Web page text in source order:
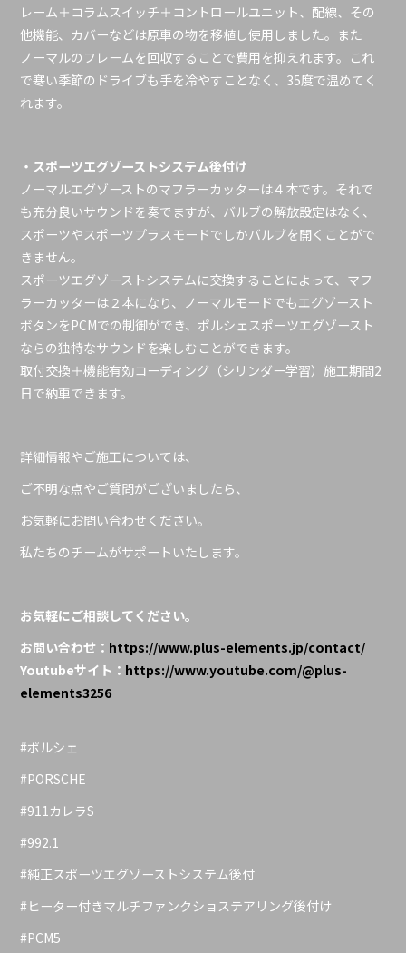
レーム＋コラムスイッチ＋コントロールユニット、配線、その
他機能、カバーなどは原車の物を移植し使用しました。また
ノーマルのフレームを回収することで費用を抑えれます。これ
で寒い季節のドライブも手を冷やすことなく、35度で温めてく
れます。
・スポーツエグゾーストシステム後付け
ノーマルエグゾーストのマフラーカッターは４本です。それで
も充分良いサウンドを奏でますが、バルブの解放設定はなく、
スポーツやスポーツプラスモードでしかバルブを開くことがで
きません。
スポーツエグゾーストシステムに交換することによって、マフ
ラーカッターは２本になり、ノーマルモードでもエグゾースト
ボタンをPCMでの制御ができ、ポルシェスポーツエグゾースト
ならの独特なサウンドを楽しむことができます。
取付交換＋機能有効コーディング（シリンダー学習）施工期間2
日で納車できます。
詳細情報やご施工については、
ご不明な点やご質問がございましたら、
お気軽にお問い合わせください。
私たちのチームがサポートいたします。
お気軽にご相談してください。
お問い合わせ： https://www.plus-elements.jp/contact/
Youtubeサイト： https://www.youtube.com/@plus-
elements3256
#ポルシェ
#PORSCHE
#911カレラS
#992.1
#純正スポーツエグゾーストシステム後付
#ヒーター付きマルチファンクショステアリング後付け
#PCM5